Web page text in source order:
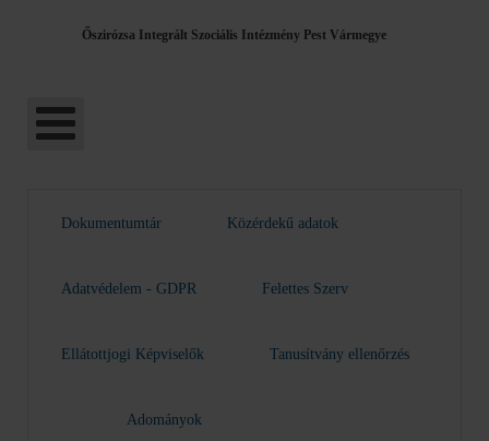
Őszirózsa Integrált Szociális Intézmény Pest Vármegye
Dokumentumtár Közérdekű adatok
Adatvédelem - GDPR Felettes Szerv
Ellátottjogi Képviselők Tanusítvány ellenőrzés
Adományok